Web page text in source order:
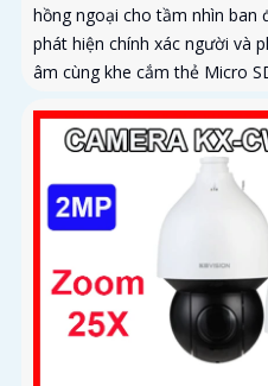
hồng ngoại cho tầm nhìn
phát hiện chính xác người và
âm cùng khe cắm thẻ Micro